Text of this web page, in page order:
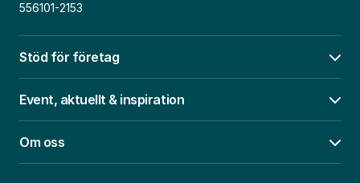
556101-2153
Stöd för företag
Event, aktuellt & inspiration
Om oss